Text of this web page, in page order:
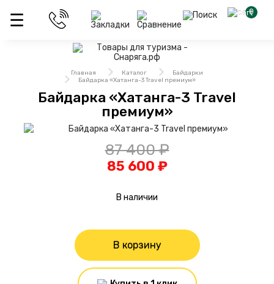
0
Главная Каталог
Байдарки
Байдарка «Хатанга-3 Travel премиум»
Байдарка «Хатанга-3 Travel
премиум»
87 400 ₽
85 600 ₽
В наличии
В корзину